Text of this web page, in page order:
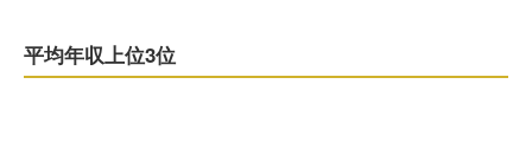
平均年収上位3位